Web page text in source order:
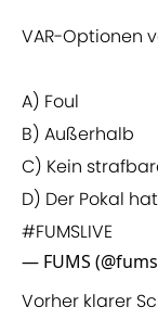
VAR-Optionen
A) Foul
B) Außerhalb
C) Kein
D) Der Pokal
#FUMSLIVE
— FUMS
Vorher klarer